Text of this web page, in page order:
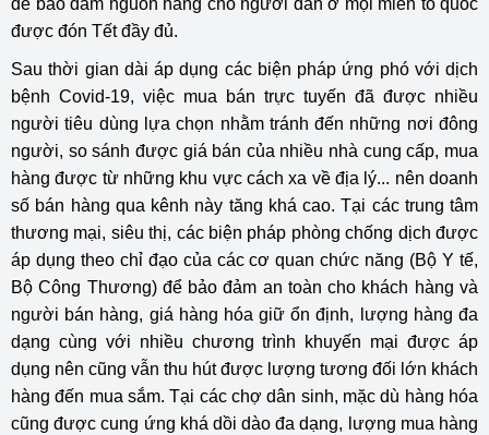
để bảo đảm nguồn hàng cho người dân ở mọi miền tổ quốc
được đón Tết đầy đủ.
Sau thời gian dài áp dụng các biện pháp ứng phó với dịch
bệnh Covid-19, việc mua bán trực tuyến đã được nhiều
người tiêu dùng lựa chọn nhằm tránh đến những nơi đông
người, so sánh được giá bán của nhiều nhà cung cấp, mua
hàng được từ những khu vực cách xa về địa lý... nên doanh
số bán hàng qua kênh này tăng khá cao. Tại các trung tâm
thương mại, siêu thị, các biện pháp phòng chống dịch được
áp dụng theo chỉ đạo của các cơ quan chức năng (Bộ Y tế,
Bộ Công Thương) để bảo đảm an toàn cho khách hàng và
người bán hàng, giá hàng hóa giữ ổn định, lượng hàng đa
dạng cùng với nhiều chương trình khuyến mại được áp
dụng nên cũng vẫn thu hút được lượng tương đối lớn khách
hàng đến mua sắm. Tại các chợ dân sinh, mặc dù hàng hóa
cũng được cung ứng khá dồi dào đa dạng, lượng mua hàng